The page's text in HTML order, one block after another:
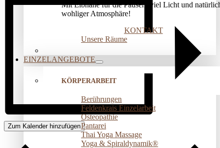
Mit Elbnähe für die Pausen, viel Licht und
wohliger Atmosphäre!
KONTAKT
Unsere Räume
EINZELANGEBOTE
KÖRPERARBEIT
Berührungen
Feldenkrais Einzelarbeit
Osteopathie
Pantarei
Thai Yoga Massage
Yoga & Spiraldynamik®
Zum Kalender hinzufügen